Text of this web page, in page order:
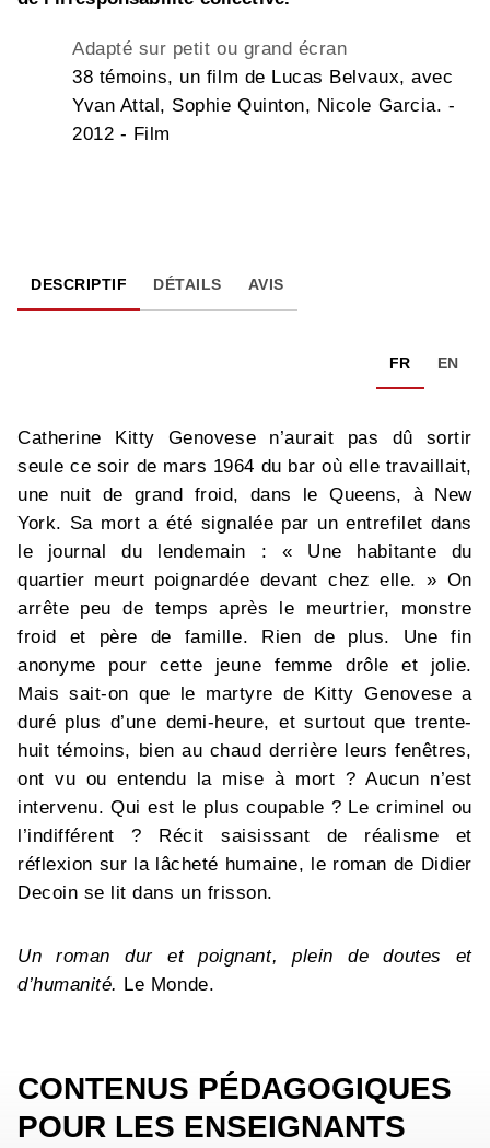
Adapté sur petit ou grand écran
38 témoins, un film de Lucas Belvaux, avec
Yvan Attal, Sophie Quinton, Nicole Garcia. -
2012 - Film
DESCRIPTIF DÉTAILS AVIS
FR EN
Catherine Kitty Genovese n’aurait pas dû sortir
seule ce soir de mars 1964 du bar où elle travaillait,
une nuit de grand froid, dans le Queens, à New
York. Sa mort a été signalée par un entrefilet dans
le journal du lendemain : « Une habitante du
quartier meurt poignardée devant chez elle. » On
arrête peu de temps après le meurtrier, monstre
froid et père de famille. Rien de plus. Une fin
anonyme pour cette jeune femme drôle et jolie.
Mais sait-on que le martyre de Kitty Genovese a
duré plus d’une demi-heure, et surtout que trente-
huit témoins, bien au chaud derrière leurs fenêtres,
ont vu ou entendu la mise à mort ? Aucun n’est
intervenu. Qui est le plus coupable ? Le criminel ou
l’indifférent ? Récit saisissant de réalisme et
réflexion sur la lâcheté humaine, le roman de Didier
Decoin se lit dans un frisson.
Un roman dur et poignant, plein de doutes et
d’humanité. Le Monde.
CONTENUS PÉDAGOGIQUES
POUR LES ENSEIGNANTS